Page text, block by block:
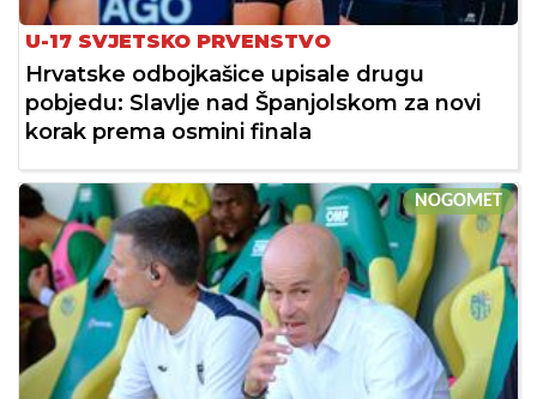
U-17 SVJETSKO PRVENSTVO
Hrvatske odbojkašice upisale drugu
pobjedu: Slavlje nad Španjolskom za novi
korak prema osmini finala
NOGOMET